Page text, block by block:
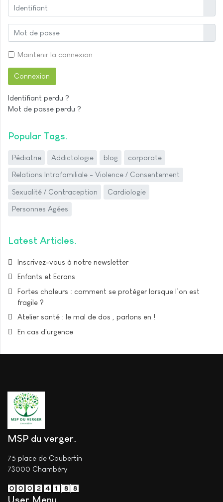
Maintenir la connexion
Connexion
Identifiant perdu ?
Mot de passe perdu ?
Popular Tags
Pédiatrie Addictologie blog corporate
Relations Intrafamiliale - Violence / Consentement
Sexualité / Contraception Cardiologie
Personnes Agées
Latest Articles
Inscrivez-vous à notre newsletter
Enfants et Ecrans
Fortes chaleurs : comment se protéger lorsque l’on est
fragile ?
Atelier santé : le mal de dos , parlons en !
En cas d'urgence
MSP du verger
75 place de Coubertin
73000 Chambéry
User Menu